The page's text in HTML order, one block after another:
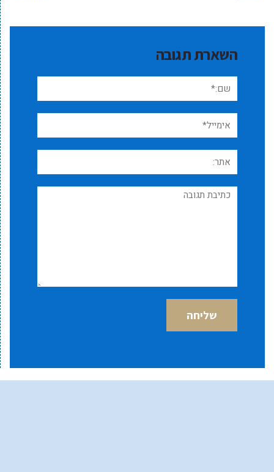
השארת תגובה
שם:*
אימייל*
אתר:
תגובה